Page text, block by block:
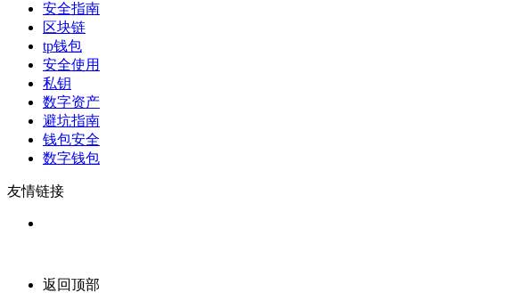
安全指南
区块链
tp钱包
安全使用
私钥
数字资产
避坑指南
钱包安全
数字钱包
友情链接
返回顶部